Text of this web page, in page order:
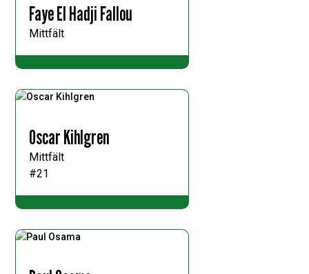
Faye El Hadji Fallou
Mittfält
Oscar Kihlgren
Mittfält
#21